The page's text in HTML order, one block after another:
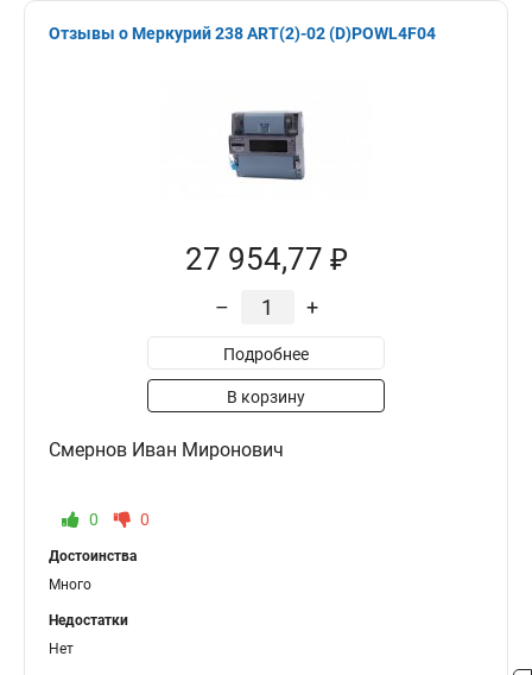
Отзывы о Меркурий 238 АRT(2)-02 (D)POWL4F04
27 954,77 ₽
– +
Подробнее
В корзину
Смернов Иван Миронович
0 0
Достоинства
Много
Недостатки
Нет